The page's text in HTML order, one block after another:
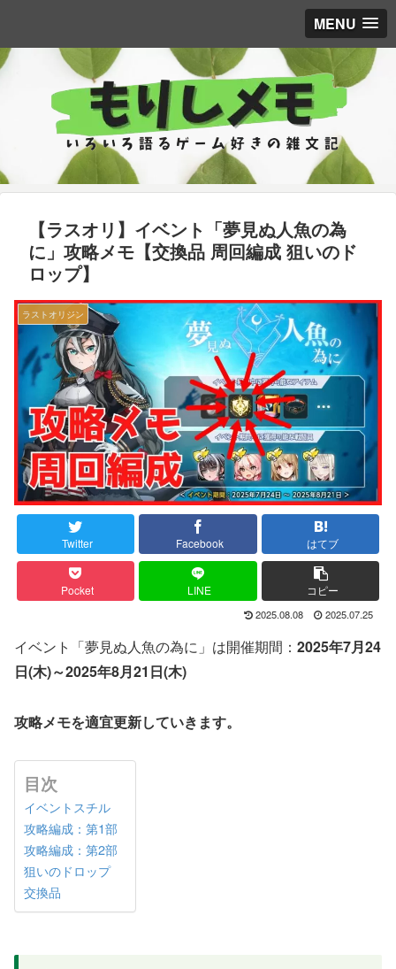
MENU
【ラスオリ】イベント「夢見ぬ人魚の為
に」攻略メモ【交換品 周回編成 狙いのド
ロップ】
ラストオリジン
Twitter Facebook はてブ
Pocket LINE コピー
2025.08.08 2025.07.25
イベント「夢見ぬ人魚の為に」は開催期間： 2025年7月24
日(木)～2025年8月21日(木)
攻略メモを適宜更新していきます。
目次
イベントスチル
攻略編成：第1部
攻略編成：第2部
狙いのドロップ
交換品